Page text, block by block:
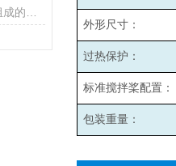
外形尺寸：
过热保护：
标准搅拌桨配置：
包装重量：